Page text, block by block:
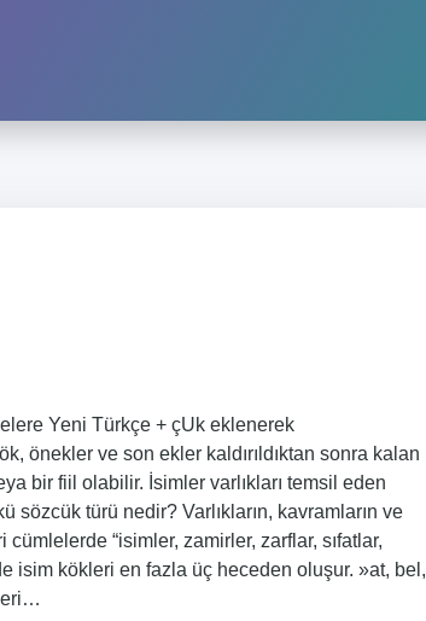
Yeni Türkçe + çUk eklenerek
önekler ve son ekler kaldırıldıktan sonra kalan
bir fiil olabilir. İsimler varlıkları temsil eden
türü nedir? Varlıkların, kavramların ve
“isimler, zamirler, zarflar, sıfatlar,
isim kökleri en fazla üç heceden oluşur. »at, bel,